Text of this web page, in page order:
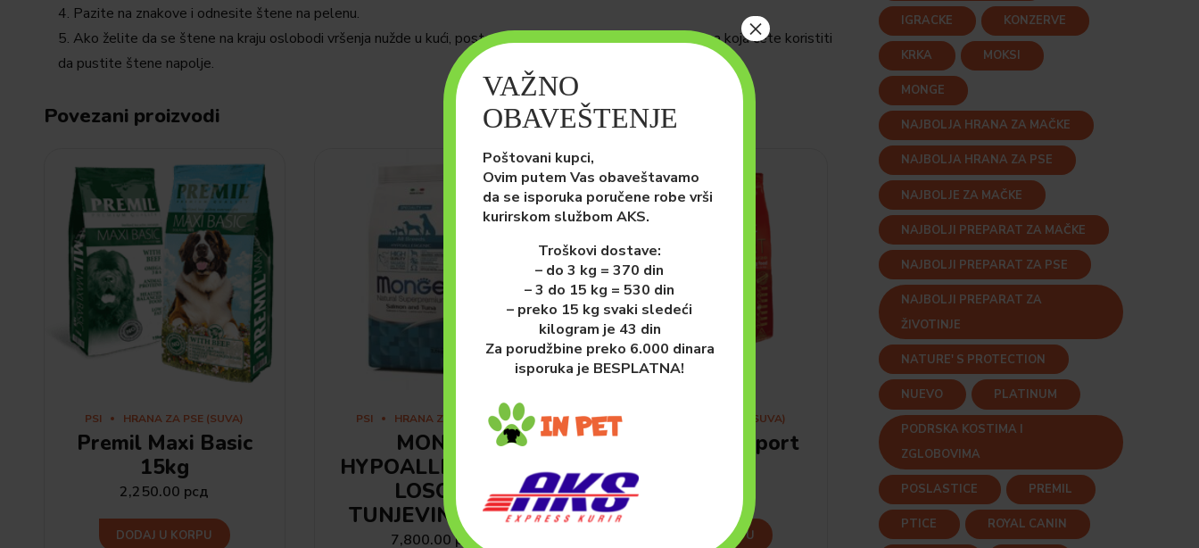
4. Pazite na znakove i odnesite štene na pelenu.
5. Ako želite da se štene na kraju oslobodi vršenja nužde u kući, postepeno pomerajte pelenu bliže vratima koja ćete koristiti
da pustite štene napolje.
Povezani proizvodi
PSI HRANA ZA PSE (SUVA)
Premil Maxi Basic
15kg
2,250.00 рсд
DODAJ U KORPU
PSI HRANA ZA PSE (SUVA)
MONGE
HYPOALLERGENIC
LOSOS I
TUNJEVINA 12kg
7,800.00рсд
HRANA ZA PSE (SUVA)
Premil SuperSport
DODAJ U KORPU
IGRACKE KONZERVE
KRKA MOKSI
MONGE
NAJBOLJA HRANA ZA MAČKE
NAJBOLJA HRANA ZA PSE
NAJBOLJE ZA MAČKE
NAJBOLJI PREPARAT ZA MAČKE
NAJBOLJI PREPARAT ZA PSE
NAJBOLJI PREPARAT ZA
ŽIVOTINJE
NATURE' S PROTECTION
NUEVO PLATINUM
PODRSKA KOSTIMA I
ZGLOBOVIMA
POSLASTICE PREMIL
PTICE ROYAL CANIN
VAŽNO
OBAVEŠTENJE
Poštovani kupci,
Ovim putem Vas obaveštavamo
da se isporuka poručene robe vrši
kurirskom službom AKS.
Troškovi dostave:
– do 3 kg = 370 din
– 3 do 15 kg = 530 din
– preko 15 kg svaki sledeći
kilogram je 43 din
Za porudžbine preko 6.000 dinara
isporuka je BESPLATNA!
×